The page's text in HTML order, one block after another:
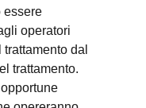
essere
operatori
dal
trattamento.